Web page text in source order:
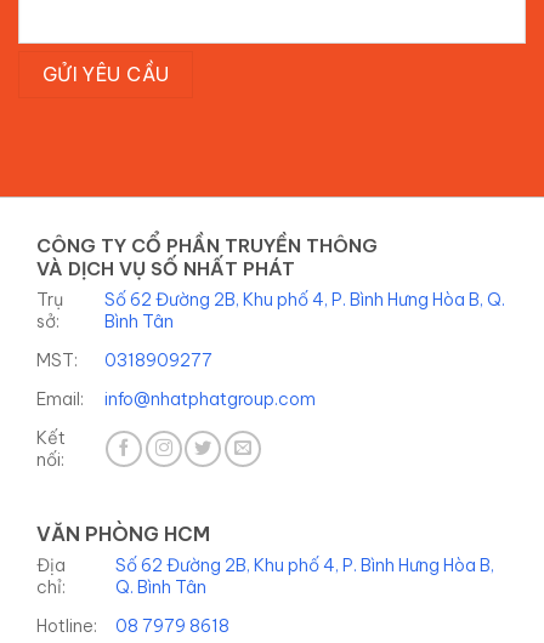
CÔNG TY CỔ PHẦN TRUYỀN THÔNG
VÀ DỊCH VỤ SỐ NHẤT PHÁT
Trụ
sở:
Số 62 Đường 2B, Khu phố 4, P. Bình Hưng Hòa B, Q.
Bình Tân
MST:
0318909277
Email:
info@nhatphatgroup.com
Kết
nối:
VĂN PHÒNG HCM
Địa
chỉ:
Số 62 Đường 2B, Khu phố 4, P. Bình Hưng Hòa B,
Q. Bình Tân
Hotline:
08 7979 8618